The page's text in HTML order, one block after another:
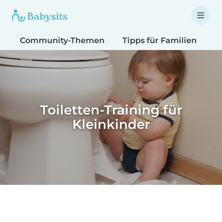
Community-Themen Tipps für Familien
Toiletten-Training für
Kleinkinder